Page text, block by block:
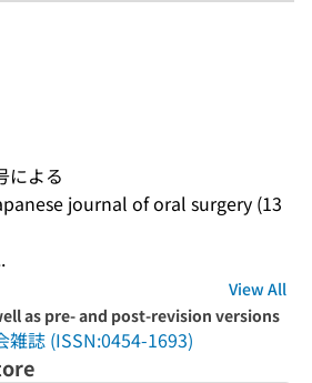
による
journal of oral surgery (13
View All
as pre- and post-revision versions
雑誌 (ISSN:0454-1693)